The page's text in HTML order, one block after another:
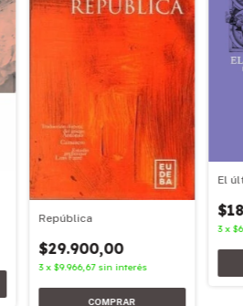
República
$29.900,00
3 x$9.966,67 sin interés
El
3 x